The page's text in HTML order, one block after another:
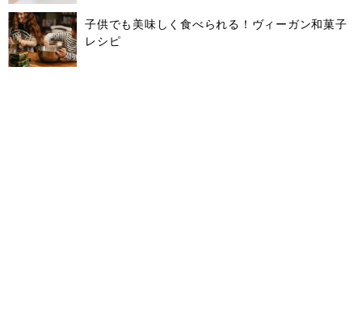
子供でも美味しく食べられる！ヴィーガン和菓子
レシピ